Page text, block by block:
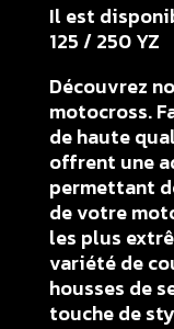
Il est
125 / 250 YZ
Découvrez
motocross.
de haute
offrent une
permettant
de votre
les plus
variété de
housses de
touche de